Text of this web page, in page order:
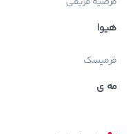
هیوا
فرمیسک
مه ی